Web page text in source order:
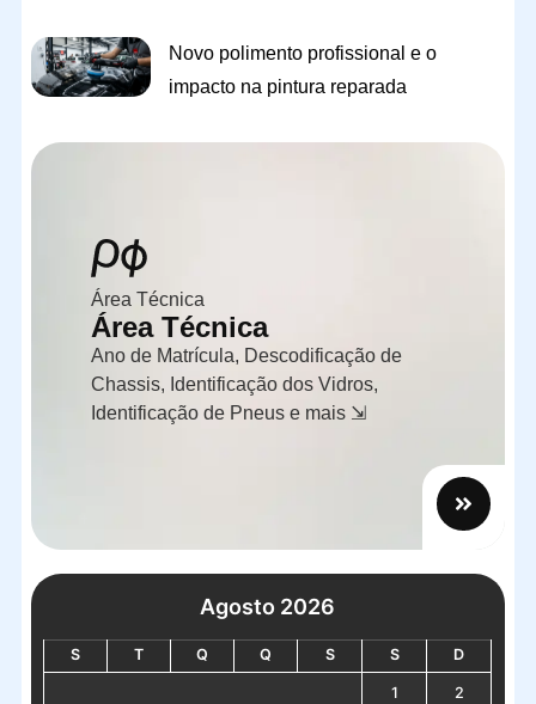
Novo polimento profissional e o
impacto na pintura reparada
Área Técnica
Área Técnica
Ano de Matrícula, Descodificação de
Chassis, Identificação dos Vidros,
Identificação de Pneus e mais ⇲
Agosto 2026
S T Q Q S S D
1 2